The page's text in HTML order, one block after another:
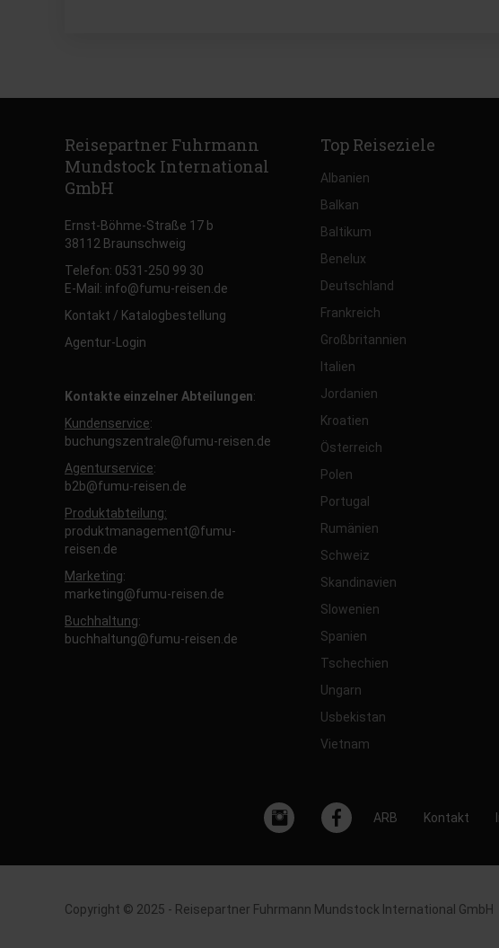
Reisepartner Fuhrmann
Mundstock International
GmbH
Ernst-Böhme-Straße 17 b
38112 Braunschweig
Telefon: 0531-250 99 30
E-Mail: info@fumu-reisen.de
Kontakt / Katalogbestellung
Agentur-Login
Kontakte einzelner Abteilungen:
Kundenservice:
buchungszentrale@fumu-reisen.de
Agenturservice:
b2b@fumu-reisen.de
Produktabteilung:
produktmanagement@fumu-
reisen.de
Marketing:
marketing@fumu-reisen.de
Buchhaltung:
buchhaltung@fumu-reisen.de
Top Reiseziele
Albanien
Balkan
Baltikum
Benelux
Deutschland
Frankreich
Großbritannien
Italien
Jordanien
Kroatien
Österreich
Polen
Portugal
Rumänien
Schweiz
Skandinavien
Slowenien
Spanien
Tschechien
Ungarn
Usbekistan
Vietnam
ARB Kontakt
Copyright © 2025 - Reisepartner Fuhrmann Mundstock International GmbH